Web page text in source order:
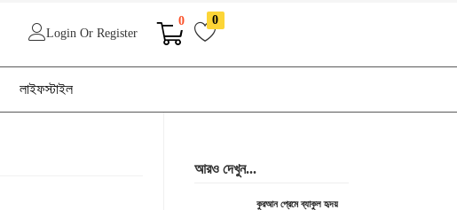
Login Or Register
0 0
লাইফস্টাইল
আরও দেখুন...
কুরআন প্রেমে ব্যাকুল হৃদয়